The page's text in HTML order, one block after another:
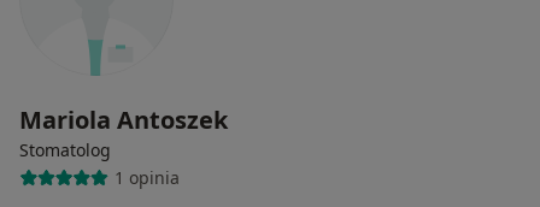
Mariola Antoszek
Stomatolog
1 opinia